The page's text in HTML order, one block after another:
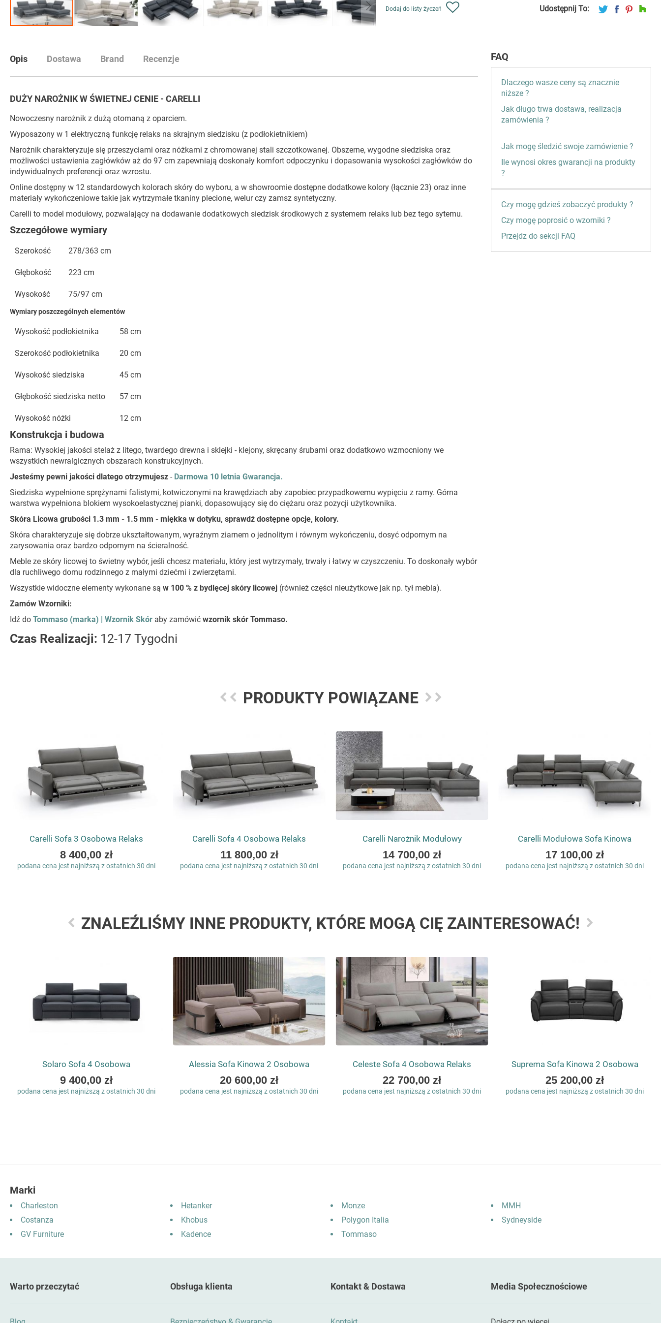
początek
galerii
Dodaj do listy życzeń Udostępnij To:
Opis
DUŻY NAROŻNIK W ŚWIETNEJ CENIE - CARELLI
Nowoczesny narożnik z dużą otomaną z oparciem.
Wyposazony w 1 elektryczną funkcję relaks na skrajnym siedzisku (z podłokietnikiem)
Narożnik charakteryzuje się przeszyciami oraz nóżkami z chromowanej stali szczotkowanej. Obszerne, wygodne siedziska oraz
możliwości ustawienia zagłówków aż do 97 cm zapewniają doskonały komfort odpoczynku i dopasowania wysokości zagłówków do
indywidualnych preferencji oraz wzrostu.
Online dostępny w 12 standardowych kolorach skóry do wyboru, a w showroomie dostępne dodatkowe kolory (łącznie 23) oraz inne
materiały wykończeniowe takie jak wytrzymałe tkaniny plecione, welur czy zamsz syntetyczny.
Carelli to model modułowy, pozwalający na dodawanie dodatkowych siedzisk środkowych z systemem relaks lub bez tego sytemu.
Szczegółowe wymiary
Szerokość 278/363 cm
Głębokość 223 cm
Wysokość 75/97 cm
Wymiary poszczególnych elementów
Wysokość podłokietnika 58 cm
Szerokość podłokietnika 20 cm
Wysokość siedziska 45 cm
Głębokość siedziska netto 57 cm
Wysokość nóżki 12 cm
Konstrukcja i budowa
Rama: Wysokiej jakości stelaż z litego, twardego drewna i sklejki - klejony, skręcany śrubami oraz dodatkowo wzmocniony we
wszystkich newralgicznych obszarach konstrukcyjnych.
Jesteśmy pewni jakości dlatego otrzymujesz - Darmowa 10 letnia Gwarancja.
Siedziska wypełnione sprężynami falistymi, kotwiczonymi na krawędziach aby zapobiec przypadkowemu wypięciu z ramy. Górna
warstwa wypełniona blokiem wysokoelastycznej pianki, dopasowujący się do ciężaru oraz pozycji użytkownika.
Skóra Licowa grubości 1.3 mm - 1.5 mm - miękka w dotyku, sprawdź dostępne opcje, kolory.
Skóra charakteryzuje się dobrze ukształtowanym, wyraźnym ziarnem o jednolitym i równym wykończeniu, dosyć odpornym na
zarysowania oraz bardzo odpornym na ścieralność.
Meble ze skóry licowej to świetny wybór, jeśli chcesz materiału, który jest wytrzymały, trwały i łatwy w czyszczeniu. To doskonały wybór
dla ruchliwego domu rodzinnego z małymi dziećmi i zwierzętami.
Wszystkie widoczne elementy wykonane są w 100 % z bydlęcej skóry licowej (również części nieużytkowe jak np. tył mebla).
Zamów Wzorniki:
Idź do Tommaso (marka) | Wzornik Skór aby zamówić wzornik skór Tommaso.
Czas Realizacji: 12-17 Tygodni
Dostawa Brand Recenzje FAQ
Dlaczego wasze ceny są znacznie
niższe ?
Jak długo trwa dostawa, realizacja
zamówienia ?
Jak mogę śledzić swoje zamówienie ?
Ile wynosi okres gwarancji na produkty
?
Czy mogę gdzieś zobaczyć produkty ?
Czy mogę poprosić o wzorniki ?
Przejdz do sekcji FAQ
PRODUKTY POWIĄZANE
Carelli Sofa 3 Osobowa Relaks
As
low
8 400,00 zł
podana cena jest najniższą z ostatnich 30 dni
Carelli Sofa 4 Osobowa Relaks
As
low
11 800,00 zł
podana cena jest najniższą z ostatnich 30 dni
Carelli Narożnik Modułowy
As
low
14 700,00 zł
podana cena jest najniższą z ostatnich 30 dni
Carelli Modułowa Sofa Kinowa
As
low
17 100,00 zł
podana cena jest najniższą z ostatnich 30 dni
ZNALEŹLIŚMY INNE PRODUKTY, KTÓRE MOGĄ CIĘ ZAINTERESOWAĆ!
Solaro Sofa 4 Osobowa
As
low
9 400,00 zł
podana cena jest najniższą z ostatnich 30 dni
Alessia Sofa Kinowa 2 Osobowa
As
low
20 600,00 zł
podana cena jest najniższą z ostatnich 30 dni
Celeste Sofa 4 Osobowa Relaks
As
low
22 700,00 zł
podana cena jest najniższą z ostatnich 30 dni
Suprema Sofa Kinowa 2 Osobowa
As
low
25 200,00 zł
podana cena jest najniższą z ostatnich 30 dni
Marki
Charleston
Costanza
GV Furniture
Hetanker
Khobus
Kadence
Monze
Polygon Italia
Tommaso
MMH
Sydneyside
Warto przeczytać Obsługa klienta Kontakt & Dostawa Media Społecznościowe